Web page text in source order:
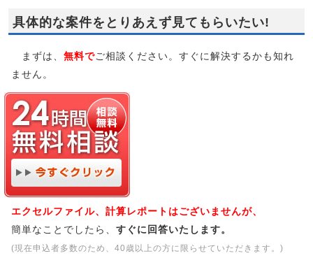
具体的な案件をとりあえず見てもらいたい!
まずは、 無料でご相談ください。すぐに解決するかも知れ
ません。
エクセルファイル、計算レポートはございませんが、
簡単なことでしたら、 すぐに回答いたします。
(現在申込者多数のため、40歳以上の方に限らせていただきます。)